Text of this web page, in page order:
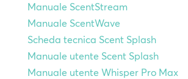
Manuale ScentStream
Manuale ScentWave
Scheda tecnica Scent Splash
Manuale utente Scent Splash
Manuale utente Whisper Pro Max